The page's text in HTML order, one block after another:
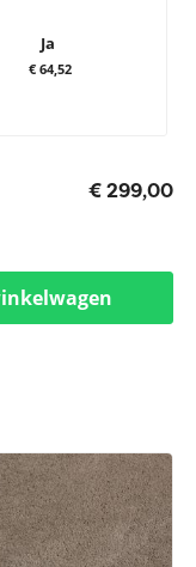
Ja
€ 64,52
€ 299,00